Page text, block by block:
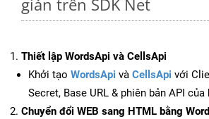
giản trên SDK Net
Thiết lập WordsApi và CellsApi
Khởi tạo WordsApi và CellsApi với
Secret, Base URL & phiên bản API của
Chuyển đổi WEB sang HTML bằng